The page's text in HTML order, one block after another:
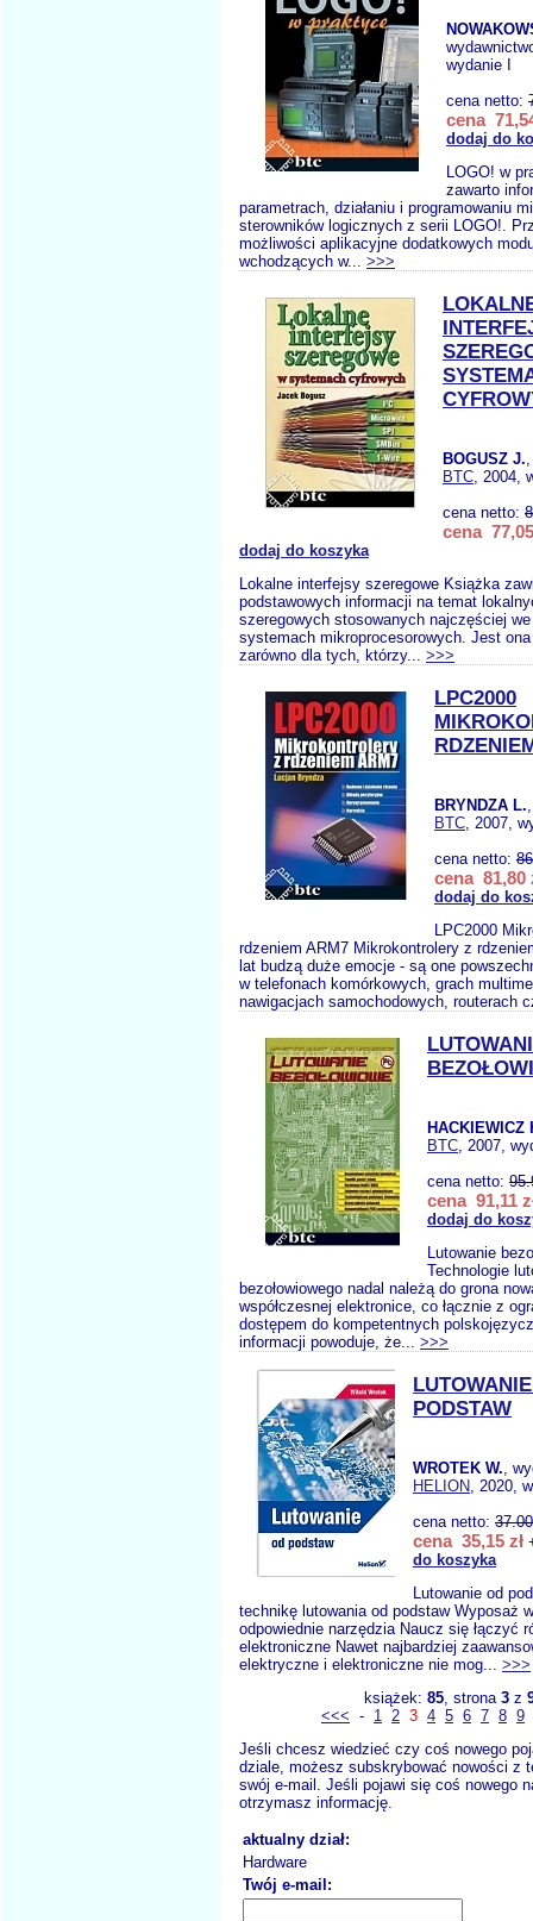
wydanie I
cena netto:
cena
dodaj do
LOGO! w
zawarto
parametrach, działaniu i programowaniu
sterowników logicznych z serii LOGO!.
możliwości aplikacyjne dodatkowych
wchodzących w... >>>
BOGUSZ J.
BTC, 2004,
cena netto:
cena
dodaj do koszyka
Lokalne interfejsy szeregowe Książka
podstawowych informacji na temat
szeregowych stosowanych najczęściej we
systemach mikroprocesorowych. Jest
zarówno dla tych, którzy... >>>
LPC2000
BRYNDZA L.
BTC, 2007,
cena netto:
cena 81,80
dodaj do
LPC2000
rdzeniem ARM7 Mikrokontrolery z
lat budzą duże emocje - są one
w telefonach komórkowych, grach
nawigacjach samochodowych, routerach
HACKIEWICZ
BTC, 2007,
cena netto:
cena 91,11
dodaj do
Lutowanie
Technologie
bezołowiowego nadal należą do grona
współczesnej elektronice, co łącznie z
dostępem do kompetentnych
informacji powoduje, że... >>>
PODSTAW
WROTEK W.,
HELION, 2020,
cena netto: 37.00
cena 35,15 zł
do koszyka
Lutowanie od
technikę lutowania od podstaw Wyposaż
odpowiednie narzędzia Naucz się łączyć
elektroniczne Nawet najbardziej
elektryczne i elektroniczne nie mog... >>>
książek: 85, strona 3z
<<< - 1 2 3 4 5 6 7 8 9
Jeśli chcesz wiedzieć czy coś nowego
dziale, możesz subskrybować nowości z
swój e-mail. Jeśli pojawi się coś nowego
otrzymasz informację.
aktualny dział:
Hardware
Twój e-mail: